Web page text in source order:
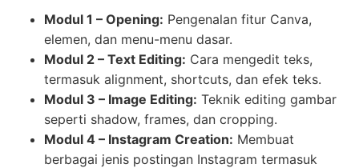
Modul 1 – Opening: Pengenalan fitur Canva,
elemen, dan menu-menu dasar.
Modul 2 – Text Editing: Cara mengedit teks,
termasuk alignment, shortcuts, dan efek teks.
Modul 3 – Image Editing: Teknik editing gambar
seperti shadow, frames, dan cropping.
Modul 4 – Instagram Creation: Membuat
berbagai jenis postingan Instagram termasuk